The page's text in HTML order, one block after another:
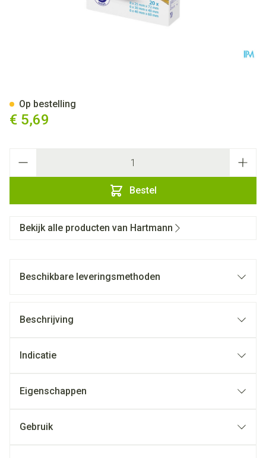
€ 5,69
Bestel
Op bestelling
Bekijk alle producten van Hartmann
Beschikbare leveringsmethoden
Beschrijving
Indicatie
Eigenschappen
Gebruik